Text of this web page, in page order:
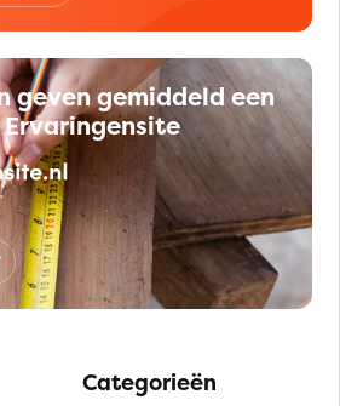
geven gemiddeld een
Categorieën